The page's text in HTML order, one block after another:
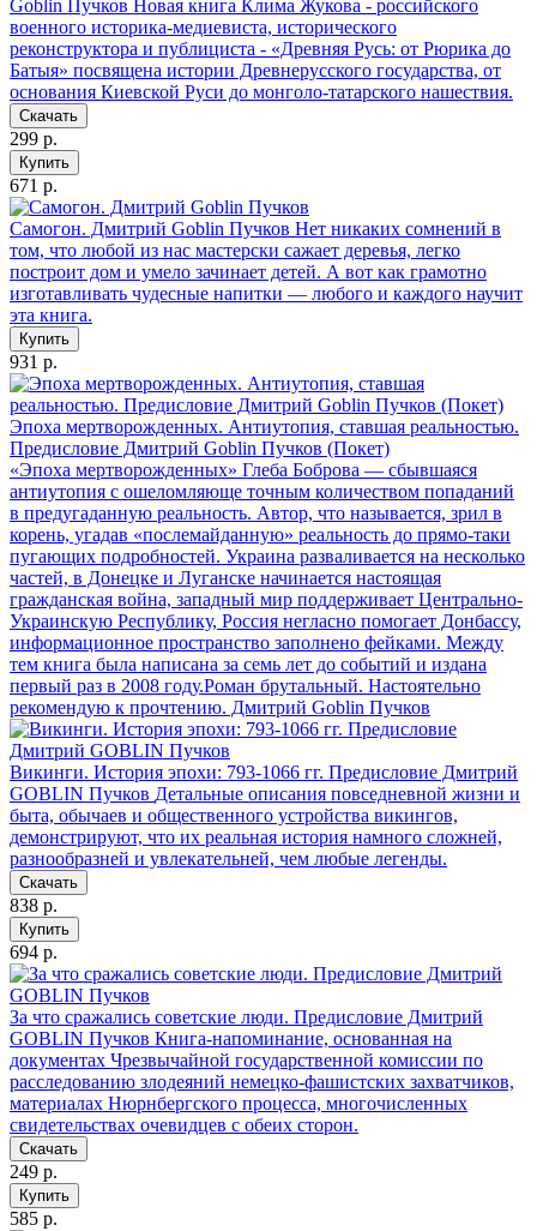
Goblin Пучков Новая книга Клима Жукова - российского
военного историка-медиевиста, исторического
реконструктора и публициста - «Древняя Русь: от Рюрика до
Батыя» посвящена истории Древнерусского государства, от
основания Киевской Руси до монголо-татарского нашествия.
Скачать
299 р.
Купить
671 р.
Самогон. Дмитрий Goblin Пучков Нет никаких сомнений в
том, что любой из нас мастерски сажает деревья, легко
построит дом и умело зачинает детей. А вот как грамотно
изготавливать чудесные напитки — любого и каждого научит
эта книга.
Купить
931 р.
Эпоха мертворожденных. Антиутопия, ставшая реальностью.
Предисловие Дмитрий Goblin Пучков (Покет)
«Эпоха мертворожденных» Глеба Боброва — сбывшаяся
антиутопия с ошеломляюще точным количеством попаданий
в предугаданную реальность. Автор, что называется, зрил в
корень, угадав «послемайданную» реальность до прямо-таки
пугающих подробностей. Украина разваливается на несколько
частей, в Донецке и Луганске начинается настоящая
гражданская война, западный мир поддерживает Центрально-
Украинскую Республику, Россия негласно помогает Донбассу,
информационное пространство заполнено фейками. Между
тем книга была написана за семь лет до событий и издана
первый раз в 2008 году.Роман брутальный. Настоятельно
рекомендую к прочтению. Дмитрий Goblin Пучков
Викинги. История эпохи: 793-1066 гг. Предисловие Дмитрий
GOBLIN Пучков Детальные описания повседневной жизни и
быта, обычаев и общественного устройства викингов,
демонстрируют, что их реальная история намного сложней,
разнообразней и увлекательней, чем любые легенды.
Скачать
838 р.
Купить
694 р.
За что сражались советские люди. Предисловие Дмитрий
GOBLIN Пучков Книга-напоминание, основанная на
документах Чрезвычайной государственной комиссии по
расследованию злодеяний немецко-фашистских захватчиков,
материалах Нюрнбергского процесса, многочисленных
свидетельствах очевидцев с обеих сторон.
Скачать
249 р.
Купить
585 р.